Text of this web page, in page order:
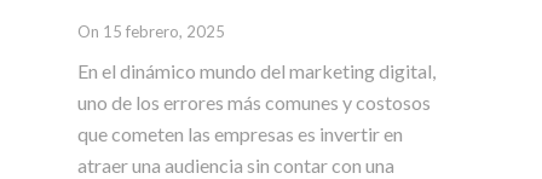
On 15 febrero, 2025
En el dinámico mundo del marketing digital,
uno de los errores más comunes y costosos
que cometen las empresas es invertir en
atraer una audiencia sin contar con una